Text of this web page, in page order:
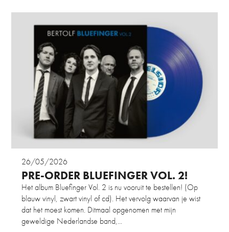
26/05/2026
PRE-ORDER BLUEFINGER VOL. 2!
Het album Bluefinger Vol. 2 is nu vooruit te bestellen! (Op
blauw vinyl, zwart vinyl of cd). Het vervolg waarvan je wist
dat het moest komen. Ditmaal opgenomen met mijn
geweldige Nederlandse band,...